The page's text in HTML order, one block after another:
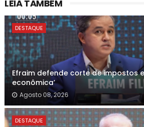
LEIA TAMBÉM
DESTAQUE
Efraim defende corte de impostos
econômica’
Agosto 08, 2026
DESTAQUE